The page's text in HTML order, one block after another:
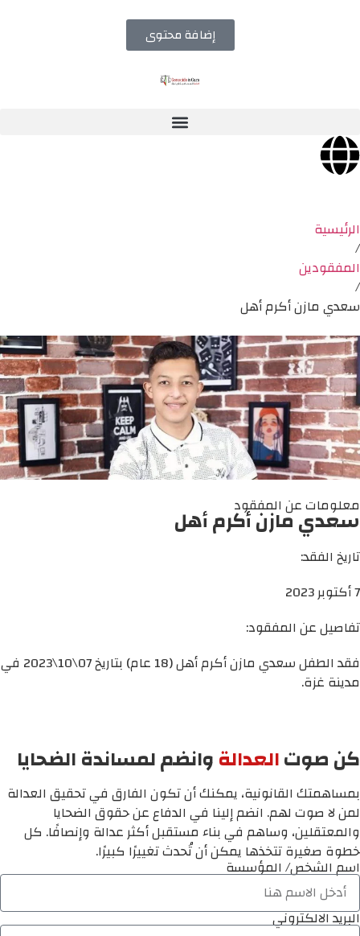
إضافة محتوى
الرئيسية
/
المفقودين
/
سعدي مازن أكرم أهل
معلومات عن المفقود
سعدي مازن أكرم أهل
تاريخ الفقد:
7 أكتوبر 2023
تفاصيل عن المفقود:
فقد الطفل سعدي مازن أكرم أهل (18 عام) بتاريخ 07\10\2023 في
مدينة غزة.
كن صوتالعدالةوانضم لمساندة الضحايا
بمساهمتك القانونية، يمكنك أن تكون الفارق في تحقيق العدالة
لمن لا صوت لهم. انضم إلينا في الدفاع عن حقوق الضحايا
والمعتقلين، وساهم في بناء مستقبل أكثر عدالة وإنصافًا. كل
خطوة صغيرة تتخذها يمكن أن تُحدث تغييرًا كبيرًا.
اسم الشخص/ المؤسسة
البريد الالكتروني